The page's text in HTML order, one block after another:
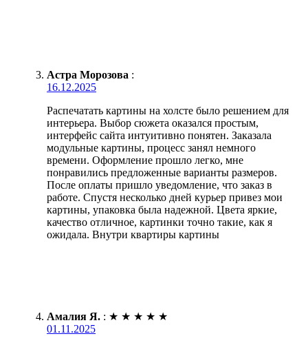
Астра Морозова :
16.12.2025
Распечатать картины на холсте было решением для
интерьера. Выбор сюжета оказался простым,
интерфейс сайта интуитивно понятен. Заказала
модульные картины, процесс занял немного
времени. Оформление прошло легко, мне
понравились предложенные варианты размеров.
После оплаты пришло уведомление, что заказ в
работе. Спустя несколько дней курьер привез мои
картины, упаковка была надежной. Цвета яркие,
качество отличное, картинки точно такие, как я
ожидала. Внутри квартиры картины
Амалия Я. : ★ ★ ★ ★ ★
01.11.2025